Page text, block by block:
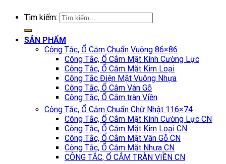
Tìm kiếm:
SẢN PHẨM
Công Tắc, Ổ Cắm Chuẩn Vuông 86×86
Công Tắc, Ổ Cắm Mặt Kính Cường Lực
Công Tắc, Ổ Cắm Mặt Kim Loại
Công Tắc Điện Mặt Vuông Nhựa
Công Tắc, Ổ Cắm Vân Gỗ
Công Tắc, Ổ Cắm tràn Viền
Công Tắc, Ổ Cắm Chuẩn Chữ Nhật 116×74
Công Tắc, Ổ Cắm Mặt Kính Cường Lực CN
Công Tắc, Ổ Cắm Mặt Kim Loại CN
Công Tắc, Ổ Cắm Mặt Vân Gỗ CN
Công Tắc, Ổ Cắm Mặt Nhựa CN
CÔNG TẮC, Ổ CẮM TRÀN VIỀN CN